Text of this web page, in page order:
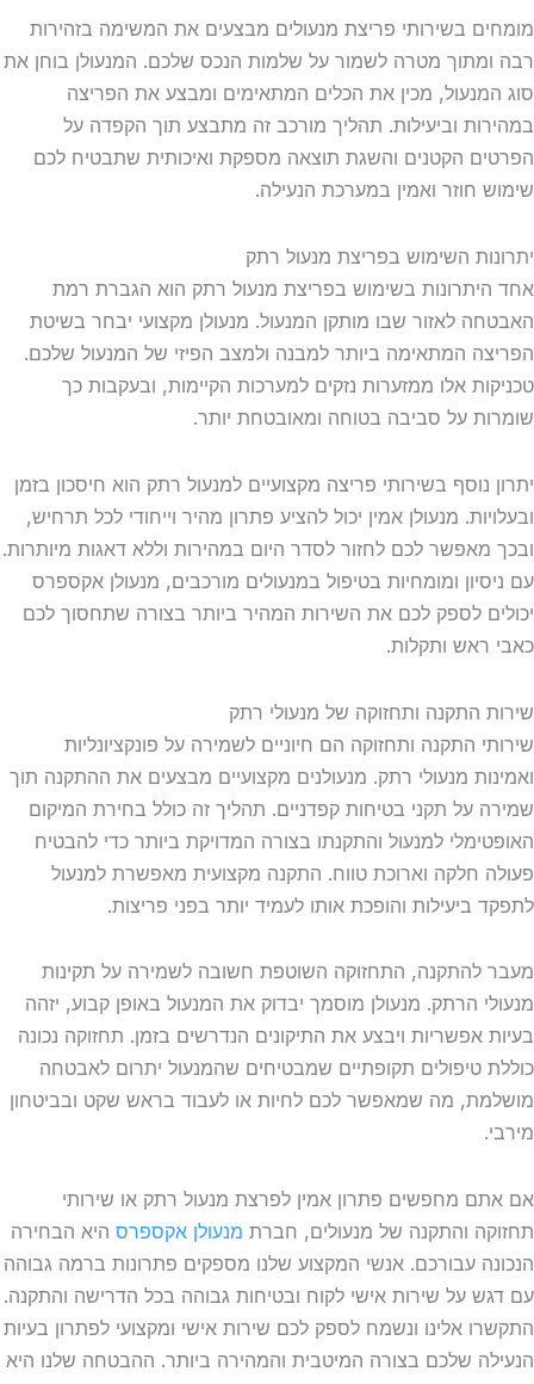
בשירותי פריצת מנעולים מבצעים את המשימה בזהירות
מטרה לשמור על שלמות הנכס שלכם. המנעולן בוחן את
מכין את הכלים המתאימים ומבצע את הפריצה
וביעילות. תהליך מורכב זה מתבצע תוך הקפדה על
הקטנים והשגת תוצאה מספקת ואיכותית שתבטיח לכם
חוזר ואמין במערכת הנעילה.
השימוש בפריצת מנעול רתק
בשימוש בפריצת מנעול רתק הוא הגברת רמת
לאזור שבו מותקן המנעול. מנעולן מקצועי יבחר בשיטת
המתאימה ביותר למבנה ולמצב הפיזי של המנעול שלכם.
אלו ממזערות נזקים למערכות הקיימות, ובעקבות כך
על סביבה בטוחה ומאובטחת יותר.
נוסף בשירותי פריצה מקצועיים למנעול רתק הוא חיסכון בזמן
מנעולן אמין יכול להציע פתרון מהיר וייחודי לכל תרחיש,
לכם לחזור לסדר היום במהירות וללא דאגות מיותרות.
ומומחיות בטיפול במנעולים מורכבים, מנעולן אקספרס
לספק לכם את השירות המהיר ביותר בצורה שתחסוך לכם
ותקלות.
התקנה ותחזוקה של מנעולי רתק
התקנה ותחזוקה הם חיוניים לשמירה על פונקציונליות
מנעולי רתק. מנעולנים מקצועיים מבצעים את ההתקנה תוך
על תקני בטיחות קפדניים. תהליך זה כולל בחירת המיקום
למנעול והתקנתו בצורה המדויקת ביותר כדי להבטיח
חלקה וארוכת טווח. התקנה מקצועית מאפשרת למנעול
ביעילות והופכת אותו לעמיד יותר בפני פריצות.
להתקנה, התחזוקה השוטפת חשובה לשמירה על תקינות
הרתק. מנעולן מוסמך יבדוק את המנעול באופן קבוע, יזהה
אפשריות ויבצע את התיקונים הנדרשים בזמן. תחזוקה נכונה
טיפולים תקופתיים שמבטיחים שהמנעול יתרום לאבטחה
מה שמאפשר לכם לחיות או לעבוד בראש שקט ובביטחון
מחפשים פתרון אמין לפרצת מנעול רתק או שירותי
והתקנה של מנעולים, חברתמנעולן אקספרסהיא הבחירה
עבורכם. אנשי המקצוע שלנו מספקים פתרונות ברמה גבוהה
על שירות אישי לקוח ובטיחות גבוהה בכל הדרישה והתקנה.
אלינו ונשמח לספק לכם שירות אישי ומקצועי לפתרון בעיות
שלכם בצורה המיטבית והמהירה ביותר. ההבטחה שלנו היא